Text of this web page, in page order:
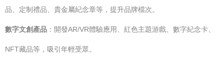
品、定制禮品、貴金屬紀念章等，提升品牌檔次。
數字文創產品 ：開發AR/VR體驗應用、紅色主題游戲、數字紀念卡、
NFT藏品等，吸引年輕受眾。